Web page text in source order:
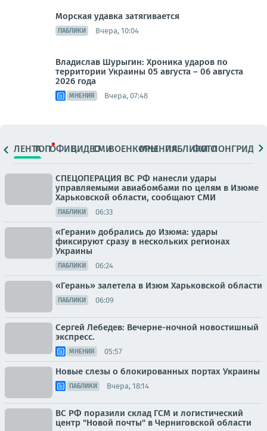
Морская удавка затягивается
ПАБЛИКИ Вчера, 10:04
Владислав Шурыгин: Хроника ударов по
территории Украины 05 августа – 06 августа
2026 года
МНЕНИЯ Вчера, 07:48
ЛЕНТАТОПОФИЦ.ВИДЕОСМИВОЕНКОРЫМНЕНИЯПАБЛИКИ
ФОТОЛОНГРИДЫ
СПЕЦОПЕРАЦИЯ ВС РФ нанесли удары
управляемыми авиабомбами по целям в Изюме
Харьковской области, сообщают СМИ
ПАБЛИКИ 06:33
«Герани» добрались до Изюма: удары
фиксируют сразу в нескольких регионах
Украины
ПАБЛИКИ 06:24
«Герань» залетела в Изюм Харьковской области
ПАБЛИКИ 06:09
Сергей Лебедев: Вечерне-ночной новостишный
экспресс.
МНЕНИЯ 05:57
Новые слезы о блокированных портах Украины
ПАБЛИКИ Вчера, 18:14
ВС РФ поразили склад ГСМ и логистический
центр "Новой почты" в Черниговской области